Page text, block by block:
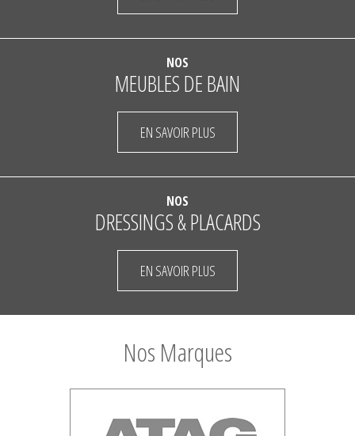
NOS
MEUBLES DE BAIN
EN SAVOIR PLUS
NOS
DRESSINGS & PLACARDS
EN SAVOIR PLUS
Nos Marques